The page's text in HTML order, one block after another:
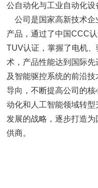
公自动化与工业自动化设
公司是国家高新技术企
产品，通过了中国CCC
TUV认证，掌握了电机
术，产品性能达到国际
及智能驱控系统的前沿
导向，不断提高公司的
动化和人工智能领域转
发展的战略，逐步打造
供商。